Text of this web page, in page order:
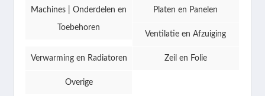
Machines | Onderdelen en
Toebehoren
Platen en Panelen
Ventilatie en Afzuiging
Verwarming en Radiatoren Zeil en Folie
Overige